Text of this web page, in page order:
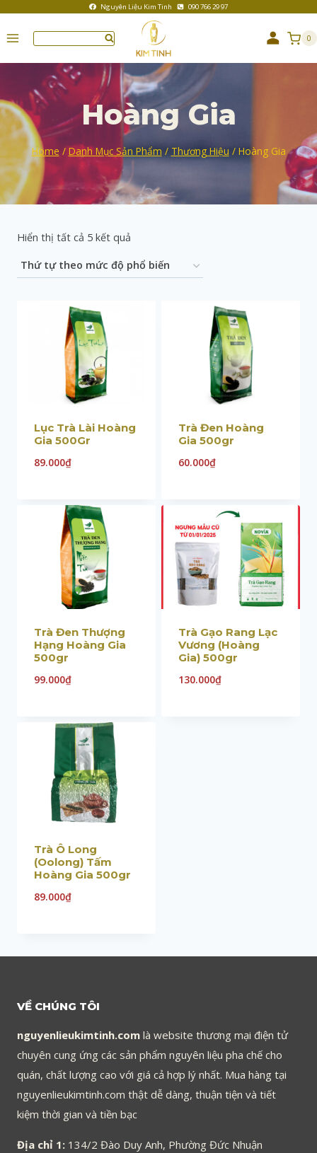
Nguyên Liệu Kim Tinh 090 766 29 97
0
Hoàng Gia
Home / Danh Mục Sản Phẩm / Thương Hiệu / Hoàng Gia
Hiển thị tất cả 5 kết quả
Lục Trà Lài Hoàng
Gia 500Gr
89.000₫
Trà Đen Hoàng
Gia 500gr
60.000₫
Trà Đen Thượng
Hạng Hoàng Gia
500gr
99.000₫
Trà Gạo Rang Lạc
Vương (Hoàng
Gia) 500gr
130.000₫
Trà Ô Long
(Oolong) Tấm
Hoàng Gia 500gr
89.000₫
VỀ CHÚNG TÔI
nguyenlieukimtinh.com là website thương mại điện tử
chuyên cung ứng các sản phẩm nguyên liệu pha chế cho
quán, chất lượng cao với giá cả hợp lý nhất. Mua hàng tại
nguyenlieukimtinh.com thật dễ dàng, thuận tiện và tiết
kiệm thời gian và tiền bạc
Địa chỉ 1: 134/2 Đào Duy Anh, Phường Đức Nhuận